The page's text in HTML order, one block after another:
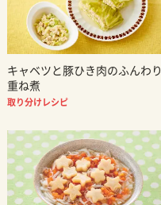
キャベツと豚ひき肉のふんわり
重ね煮
取り分けレシピ